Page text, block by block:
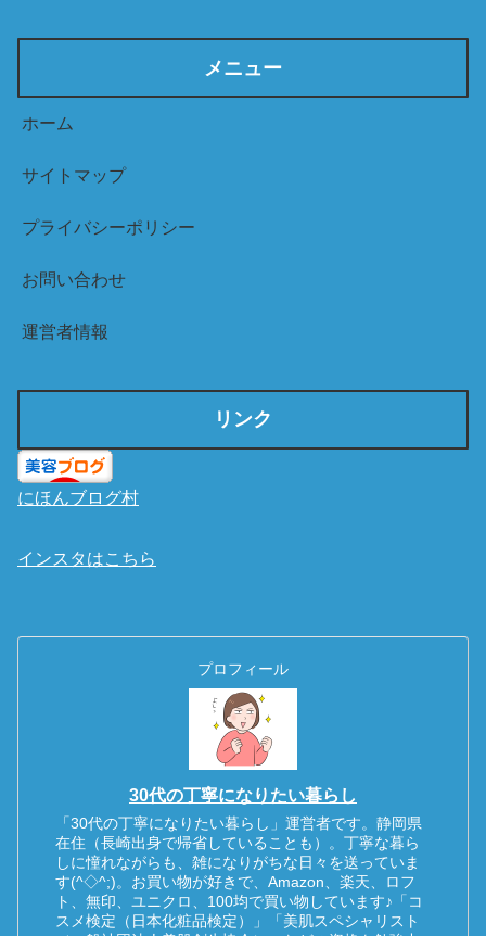
メニュー
ホーム
サイトマップ
プライバシーポリシー
お問い合わせ
運営者情報
リンク
にほんブログ村
インスタはこちら
プロフィール
30代の丁寧になりたい暮らし
「30代の丁寧になりたい暮らし」運営者です。静岡県
在住（長崎出身で帰省していることも）。丁寧な暮ら
しに憧れながらも、雑になりがちな日々を送っていま
す(^◇^;)。お買い物が好きで、Amazon、楽天、ロフ
ト、無印、ユニクロ、100均で買い物しています♪「コ
スメ検定（日本化粧品検定）」「美肌スペシャリスト